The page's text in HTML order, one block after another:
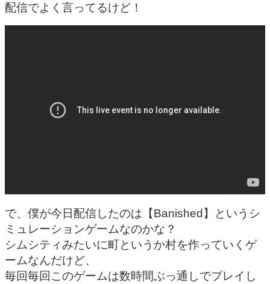
配信でよく言ってるけど！
で、僕が今日配信したのは【Banished】というシ
ミュレーションゲームなのかな？
シムシティみたいに町というか村を作っていくゲ
ームなんだけど、
毎回毎回このゲームは数時間ぶっ通しでプレイし